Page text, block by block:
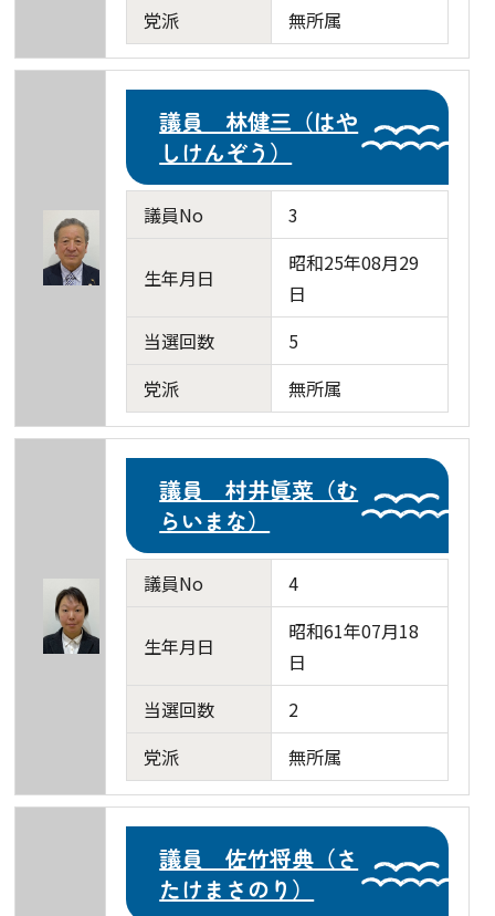
党派
無所属
議員 林健三（はや
しけんぞう）
議員No 3
生年月日
昭和25年08月29
日
当選回数
5
党派
無所属
議員 村井眞菜（む
らいまな）
議員No 4
生年月日
昭和61年07月18
日
当選回数
2
党派
無所属
議員 佐竹将典（さ
たけまさのり）